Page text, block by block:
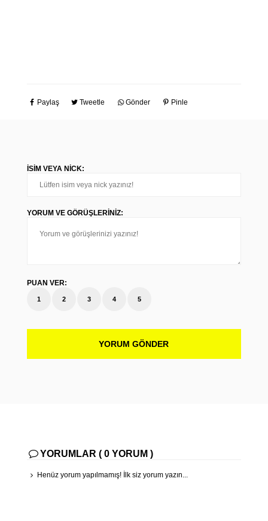
Paylaş Tweetle Gönder Pinle
İSIM VEYA NICK:
YORUM VE GÖRÜŞLERINIZ:
PUAN VER:
1 2 3 4 5
YORUM GÖNDER
YORUMLAR ( 0 YORUM )
Henüz yorum yapılmamış! İlk siz yorum yazın...